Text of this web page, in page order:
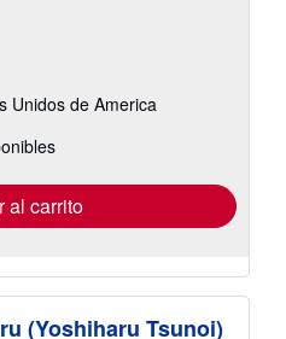
Unidos de America
al carrito
(Yoshiharu Tsunoi)